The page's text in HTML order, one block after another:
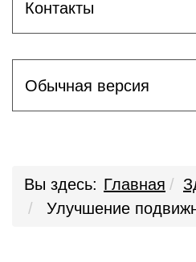
Контакты
Обычная версия
Вы здесь: Главная
Улучшение